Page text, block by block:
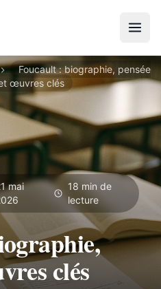
Foucault : biographie, pensée
œuvres clés
mai
18 min de
lecture
clés